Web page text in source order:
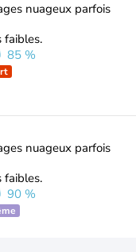
nuageux parfois
faibles.
85 %
nuageux parfois
faibles.
90 %